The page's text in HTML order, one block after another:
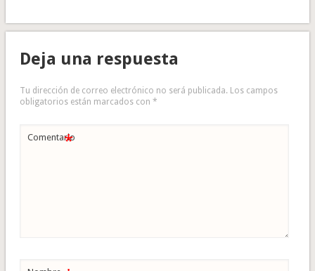
Deja una respuesta
Tu dirección de correo electrónico no será publicada. Los campos
obligatorios están marcados con *
Comentario
*